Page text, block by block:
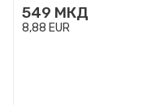
549 МКД
8,88 EUR